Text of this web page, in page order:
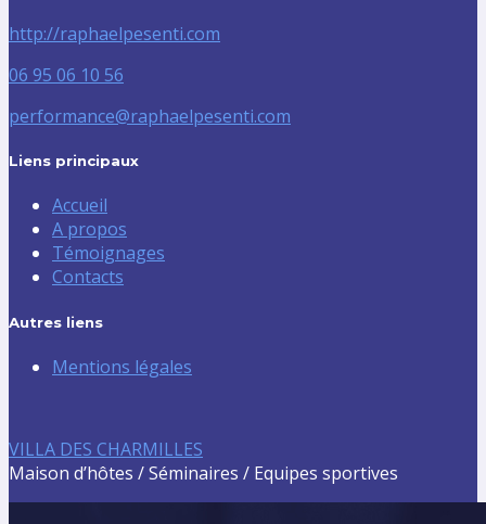
http://raphaelpesenti.com
06 95 06 10 56
performance@raphaelpesenti.com
Liens principaux
Accueil
A propos
Témoignages
Contacts
Autres liens
Mentions légales
VILLA DES CHARMILLES
Maison d’hôtes / Séminaires / Equipes sportives